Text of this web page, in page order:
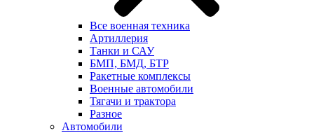
Все военная техника
Артиллерия
Танки и САУ
БМП, БМД, БТР
Ракетные комплексы
Военные автомобили
Тягачи и трактора
Разное
Автомобили